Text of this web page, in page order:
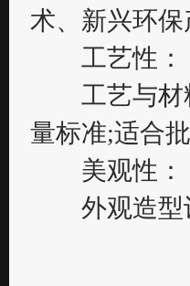
术、新兴环
工艺性：
工艺与材料
量标准;适合
美观性：
外观造型设